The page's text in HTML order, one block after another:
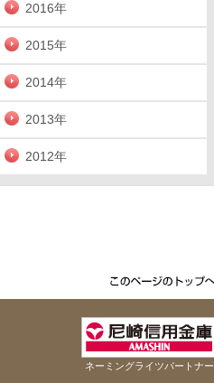
2016年
2015年
2014年
2013年
2012年
ネーミングライツパートナー